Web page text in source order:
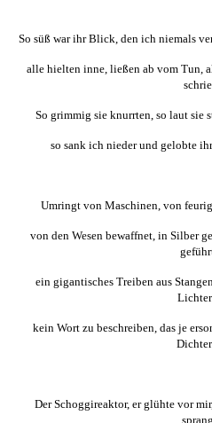
So süß war ihr Blick, den ich niemals
alle hielten inne, ließen ab vom Tun,
schrie.
So grimmig sie knurrten, so laut sie
so sank ich nieder und gelobte
Umringt von Maschinen, von
von den Wesen bewaffnet, in Silber
ein gigantisches Treiben aus
kein Wort zu beschreiben, das je
Der Schoggireaktor, er glühte vor
sprang,